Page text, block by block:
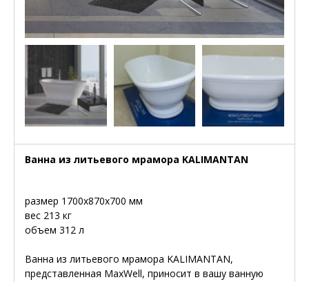
Ванна из литьевого мрамора KALIMANTAN
размер 1700х870х700 мм
вес 213 кг
объем 312 л
Ванна из литьевого мрамора KALIMANTAN,
представленная MaxWell, приносит в вашу ванную